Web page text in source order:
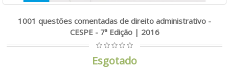
1001 questões comentadas de direito administrativo -
CESPE - 7ª Edição | 2016
Esgotado